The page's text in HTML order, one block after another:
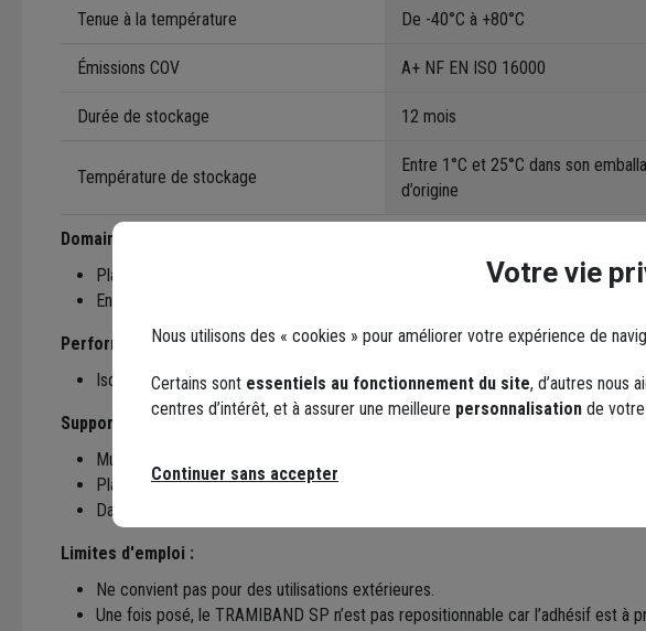
Tenue à la température De -40°C à +80°C
Émissions COV A+ NF EN ISO 16000
Durée de stockage 12 mois
Température de stockage
Entre 1°C et 25°C dans son
d’origine
Domaines d'applications :
Planchers bois entre solives, lambourdes ou lames de parquet traditionnel.
Entre pieds d’huisseries et chape flottante.
Performances :
Isolation acoustique Rs,w (c,ctr) = 65 dB
Supports d'application admissibles :
Mur
Plancher bois sur solive bois ou métal
Dalle
Limites d'emploi :
Ne convient pas pour des utilisations extérieures.
Une fois posé, le TRAMIBAND SP n’est pas repositionnable car l’adhésif est à
Votre vie
Nous utilisons des « cookies » pour améliorer votre expérience de
Certains sont essentiels au fonctionnement du site, d’autres nous
centres d’intérêt, et à assurer une meilleure personnalisation de
Continuer sans accepter